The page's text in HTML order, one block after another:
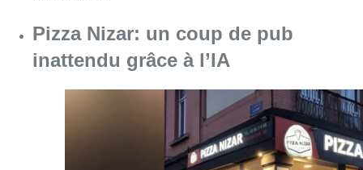
Consulter l'article "Pizza Nizar: un coup de